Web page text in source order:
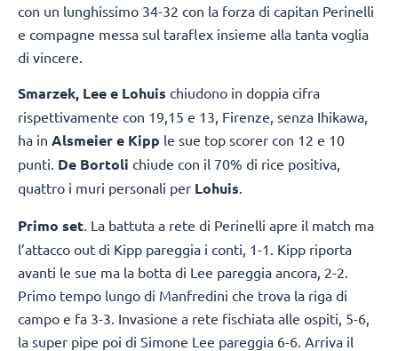
con un lunghissimo 34-32 con la forza di capitan Perinelli
e compagne messa sul taraflex insieme alla tanta voglia
di vincere.
Smarzek, Lee e Lohuis chiudono in doppia cifra
rispettivamente con 19,15 e 13, Firenze, senza Ihikawa,
ha in Alsmeier e Kipp le sue top scorer con 12 e 10
punti. De Bortoli chiude con il 70% di rice positiva,
quattro i muri personali per Lohuis.
Primo set . La battuta a rete di Perinelli apre il match ma
l’attacco out di Kipp pareggia i conti, 1-1. Kipp riporta
avanti le sue ma la botta di Lee pareggia ancora, 2-2.
Primo tempo lungo di Manfredini che trova la riga di
campo e fa 3-3. Invasione a rete fischiata alle ospiti, 5-6,
la super pipe poi di Simone Lee pareggia 6-6. Arriva il